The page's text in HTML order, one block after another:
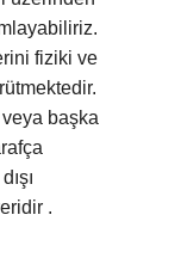
fiziki ve
veya başka
.